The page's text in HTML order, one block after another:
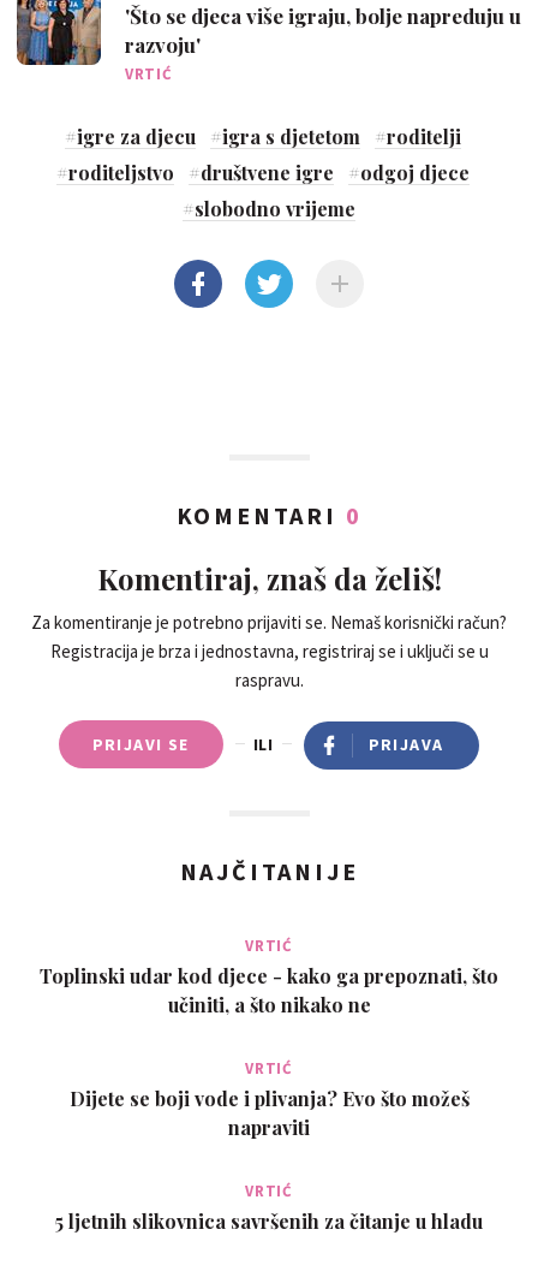
'Što se djeca više igraju, bolje napreduju u
razvoju'
VRTIĆ
#igre za djecu #igra s djetetom #roditelji
#roditeljstvo #društvene igre #odgoj djece
#slobodno vrijeme
KOMENTARI 0
Komentiraj, znaš da želiš!
Za komentiranje je potrebno prijaviti se. Nemaš korisnički račun?
Registracija je brza i jednostavna, registriraj se i uključi se u
raspravu.
PRIJAVI SE ILI PRIJAVA
NAJČITANIJE
VRTIĆ
Toplinski udar kod djece - kako ga prepoznati, što
učiniti, a što nikako ne
VRTIĆ
Dijete se boji vode i plivanja? Evo što možeš
napraviti
VRTIĆ
5 ljetnih slikovnica savršenih za čitanje u hladu